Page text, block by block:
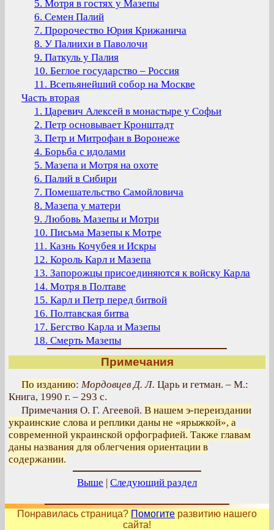
5. Мотря в гостях у Мазепы
6. Семен Палий
7. Пророчество Юрия Крижанича
8. У Палиихи в Паволочи
9. Паткуль у Палия
10. Беглое государство – Россия
11. Всепьянейший собор на Москве
Часть вторая
1. Царевич Алексей в монастыре у Софьи
2. Петр основывает Кронштадт
3. Петр и Митрофан в Воронеже
4. Борьба с идолами
5. Мазепа и Мотря на охоте
6. Палий в Сибири
7. Помешательство Самойловича
8. Мазепа у матери
9. Любовь Мазепы и Мотри
10. Письма Мазепы к Мотре
11. Казнь Кочубея и Искры
12. Король Карл и Мазепа
13. Запорожцы присоединяются к войску Карла
14. Мотря в Полтаве
15. Карл и Петр перед битвой
16. Полтавская битва
17. Бегство Карла и Мазепы
18. Смерть Мазепы
Примечания
По изданию: Мордовцев Д. Л. Царь и гетман. – М.:
Книга, 1990 г. – 293 с.
Примечания О. Г. Агеевой. В нашем э-переиздании
украинские слова и реплики даны не «ярыжкой», а
современной украинской орфографией. Также главам
даны названия для облегчения ориентации в
содержании.
Выше | Следующий раздел
Понравилась страница? Помогите развитию нашего
сайта!